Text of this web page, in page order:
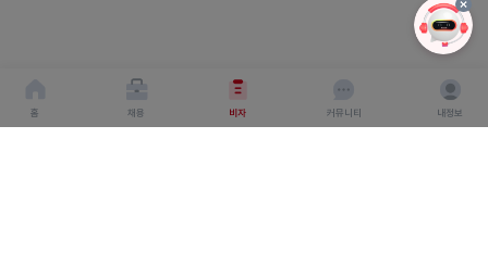
홈 채용 비자 커뮤니티 내정보